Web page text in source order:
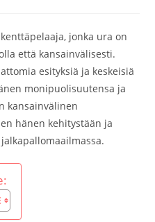
jonka ura on
että kansainvälisesti.
esityksiä ja keskeisiä
monipuolisuutensa ja
kansainvälinen
hänen kehitystään ja